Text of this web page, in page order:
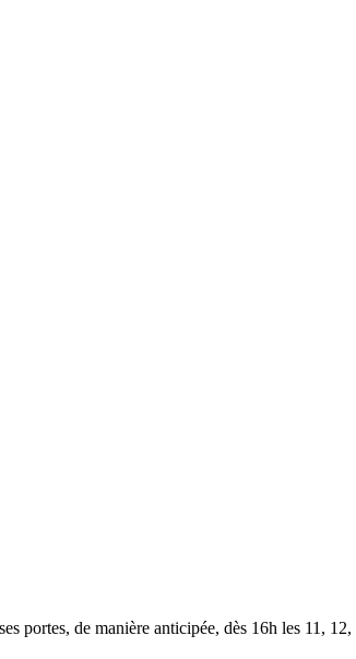
portes, de manière anticipée, dès 16h les 11,